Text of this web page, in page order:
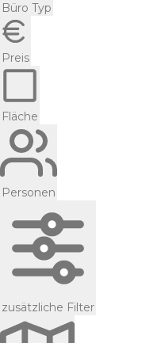
Büro Typ
Preis
Fläche
Personen
zusätzliche Filter